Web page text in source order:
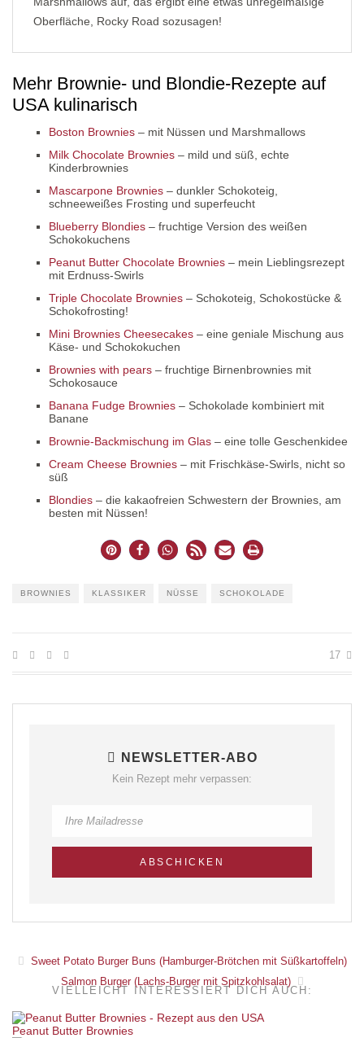
Oberfläche, Rocky Road sozusagen!
Mehr Brownie- und Blondie-Rezepte auf
USA kulinarisch
Boston Brownies – mit Nüssen und Marshmallows
Milk Chocolate Brownies – mild und süß, echte
Kinderbrownies
Mascarpone Brownies – dunkler Schokoteig,
schneeweißes Frosting und superfeucht
Blueberry Blondies – fruchtige Version des weißen
Schokokuchens
Peanut Butter Chocolate Brownies – mein Lieblingsrezept
mit Erdnuss-Swirls
Triple Chocolate Brownies – Schokoteig, Schokostücke &
Schokofrosting!
Mini Brownies Cheesecakes – eine geniale Mischung aus
Käse- und Schokokuchen
Brownies with pears – fruchtige Birnenbrownies mit
Schokosauce
Banana Fudge Brownies – Schokolade kombiniert mit
Banane
Brownie-Backmischung im Glas – eine tolle Geschenkidee
Cream Cheese Brownies – mit Frischkäse-Swirls, nicht so
süß
Blondies – die kakaofreien Schwestern der Brownies, am
besten mit Nüssen!
BROWNIES KLASSIKER NÜSSE SCHOKOLADE
17
NEWSLETTER-ABO
Kein Rezept mehr verpassen:
Sweet Potato Burger Buns (Hamburger-Brötchen mit Süßkartoffeln)
Salmon Burger (Lachs-Burger mit Spitzkohlsalat)
VIELLEICHT INTERESSIERT DICH AUCH:
Peanut Butter Brownies